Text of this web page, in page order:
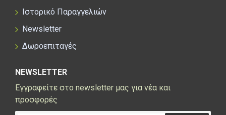
Ιστορικό Παραγγελιών
Newsletter
Δωροεπιταγές
NEWSLETTER
Εγγραφείτε στο newsletter μας για νέα και
προσφορές